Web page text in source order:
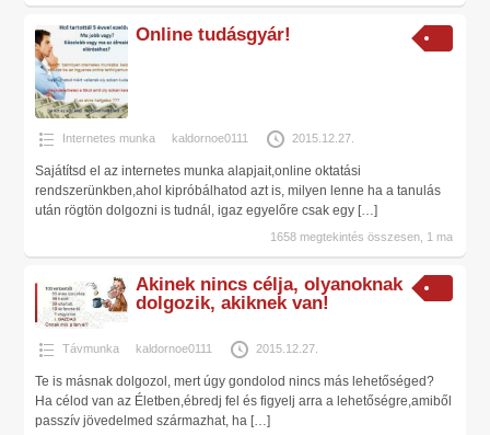
Online tudásgyár!
Internetes munka kaldornoe0111 2015.12.27.
Sajátítsd el az internetes munka alapjait,online oktatási
rendszerünkben,ahol kipróbálhatod azt is, milyen lenne ha a tanulás
után rögtön dolgozni is tudnál, igaz egyelőre csak egy […]
1658 megtekintés összesen, 1 ma
Akinek nincs célja, olyanoknak
dolgozik, akiknek van!
Távmunka kaldornoe0111 2015.12.27.
Te is másnak dolgozol, mert úgy gondolod nincs más lehetőséged?
Ha célod van az Életben,ébredj fel és figyelj arra a lehetőségre,amiből
passzív jövedelmed származhat, ha […]